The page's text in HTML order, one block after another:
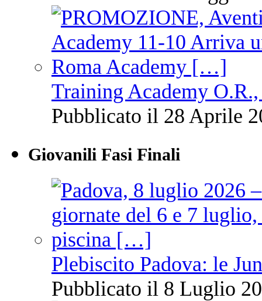
Training Academy
Pubblicato il 28 Aprile
Giovanili Fasi Finali
Plebiscito Padova: le
Pubblicato il 8 Luglio